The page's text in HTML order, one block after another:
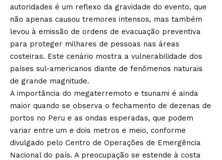
autoridades é um reflexo da gravidade do evento, que
não apenas causou tremores intensos, mas também
levou à emissão de ordens de evacuação preventiva
para proteger milhares de pessoas nas áreas
costeiras. Este cenário mostra a vulnerabilidade dos
países sul-americanos diante de fenômenos naturais
de grande magnitude.
A importância do megaterremoto e tsunami é ainda
maior quando se observa o fechamento de dezenas de
portos no Peru e as ondas esperadas, que podem
variar entre um e dois metros e meio, conforme
divulgado pelo Centro de Operações de Emergência
Nacional do país. A preocupação se estende à costa